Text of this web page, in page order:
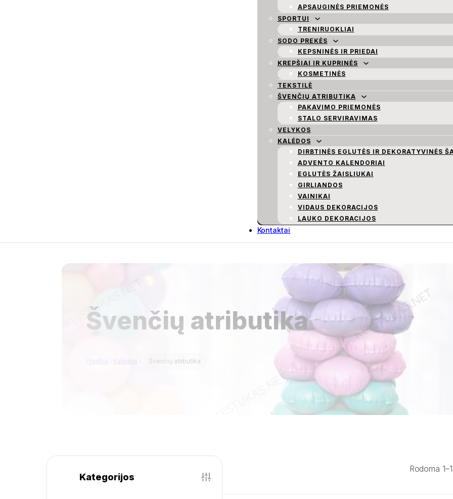
APSAUGINĖS PRIEMONĖS
SPORTUI
TRENIRUOKLIAI
SODO PREKĖS
KEPSNINĖS IR PRIEDAI
KREPŠIAI IR KUPRINĖS
KOSMETINĖS
TEKSTILĖ
ŠVENČIŲ ATRIBUTIKA
PAKAVIMO PRIEMONĖS
STALO SERVIRAVIMAS
VELYKOS
KALĖDOS
DIRBTINĖS EGLUTĖS IR DEKORATYVINĖS
ADVENTO KALENDORIAI
EGLUTĖS ŽAISLIUKAI
GIRLIANDOS
VAINIKAI
VIDAUS DEKORACIJOS
LAUKO DEKORACIJOS
Kontaktai
Švenčių atributika
Pradžia Kalėdos Švenčių atributika
Kategorijos
Rodoma